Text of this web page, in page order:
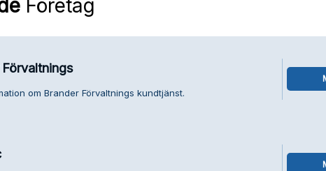
Företag
om Brander Förvaltnings kundtjänst.